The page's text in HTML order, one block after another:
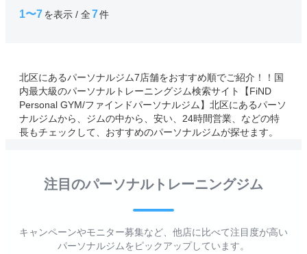
1〜7を表示 / 全7件
北区にあるパーソナルジム7店舗をおすすめ順でご紹介！！国
内最大級のパーソナルトレーニングジム検索サイト【FiND
Personal GYM/ファインドパーソナルジム】北区にあるパーソ
ナルジムから、ジムの中から、安い、24時間営業、などの特
長もチェックして、おすすめのパーソナルジムが探せます。
注目のパーソナルトレーニングジム
キャンペーンやモニター募集など、他店に比べて注目度が高い
パーソナルジムをピックアップしています。